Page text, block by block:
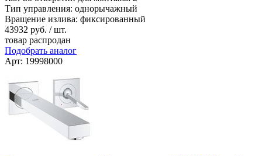
Тип управления: однорычажный
Вращение излива: фиксированный
43932 руб. / шт.
товар распродан
Подобрать аналог
Арт: 19998000